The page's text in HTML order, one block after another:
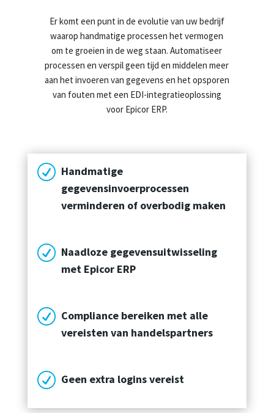
Er komt een punt in de evolutie van uw bedrijf
waarop handmatige processen het vermogen
om te groeien in de weg staan. Automatiseer
processen en verspil geen tijd en middelen meer
aan het invoeren van gegevens en het opsporen
van fouten met een EDI-integratieoplossing
voor Epicor ERP.
R Handmatige
gegevensinvoerprocessen
verminderen of overbodig maken
R Naadloze gegevensuitwisseling
met Epicor ERP
R Compliance bereiken met alle
vereisten van handelspartners
R Geen extra logins vereist